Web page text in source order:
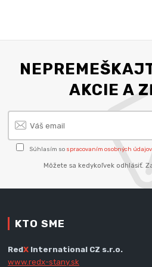
AKCIE A
Súhlasím so spracovaním osobných údajov
Môžete sa kedykoľvek odhlásiť.
KTO SME
RedX International CZ s.r.o.
www.redx-stany.sk